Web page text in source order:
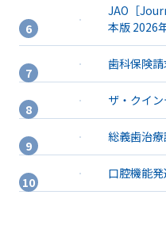
JAO［
本版 2026
歯科保険
ザ・クイ
総義歯治療
口腔機能